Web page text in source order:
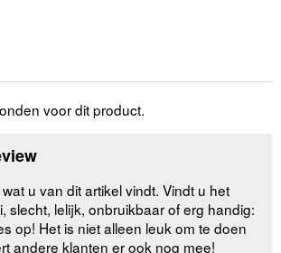
voor dit product.
u van dit artikel vindt. Vindt u het
slecht, lelijk, onbruikbaar of erg handig:
op! Het is niet alleen leuk om te doen
andere klanten er ook nog mee!